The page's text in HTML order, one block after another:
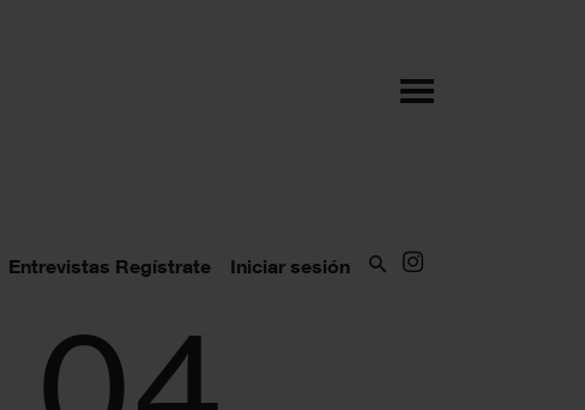
Entrevistas Regístrate Iniciar sesión